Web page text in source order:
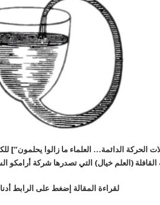
الحركة الدائمة… العلماء ما زالوا يحلمون”]
(العلم خيال) التي تصدرها شركة أرامكو
لقراءة المقالة إضغط على الرابط